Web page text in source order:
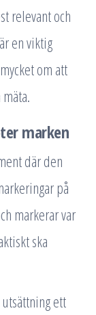
relevant och
en viktig
om att
marken
där den
på
markerar var
ska
ett